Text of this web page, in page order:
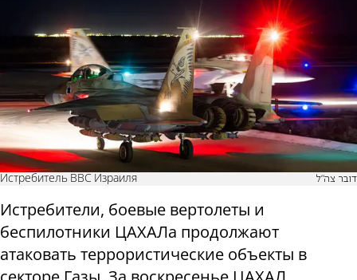
Истребитель ВВС Израиля דובר צה"ל
Истребители, боевые вертолеты и
беспилотники ЦАХАЛа продолжают
атаковать террористические объекты в